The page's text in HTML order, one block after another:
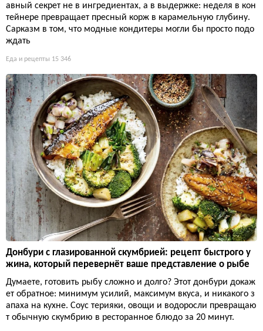
авный секрет не в ингредиентах, а в выдержке: неделя в кон
тейнере превращает пресный корж в карамельную глубину.
Сарказм в том, что модные кондитеры могли бы просто подо
ждать
Еда и рецепты 15 346
Донбури с глазированной скумбрией: рецепт быстрого у
жина, который перевернёт ваше представление о рыбе
Думаете, готовить рыбу сложно и долго? Этот донбури докаж
ет обратное: минимум усилий, максимум вкуса, и никакого з
апаха на кухне. Соус терияки, овощи и водоросли превращаю
т обычную скумбрию в ресторанное блюдо за 20 минут.